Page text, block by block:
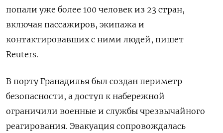
попали уже более 100 человек из 23 стран,
включая пассажиров, экипажа и
контактировавших с ними людей, пишет
Reuters.
В порту Гранадилья был создан периметр
безопасности, а доступ к набережной
ограничили военные и службы чрезвычайного
реагирования. Эвакуация сопровождалась